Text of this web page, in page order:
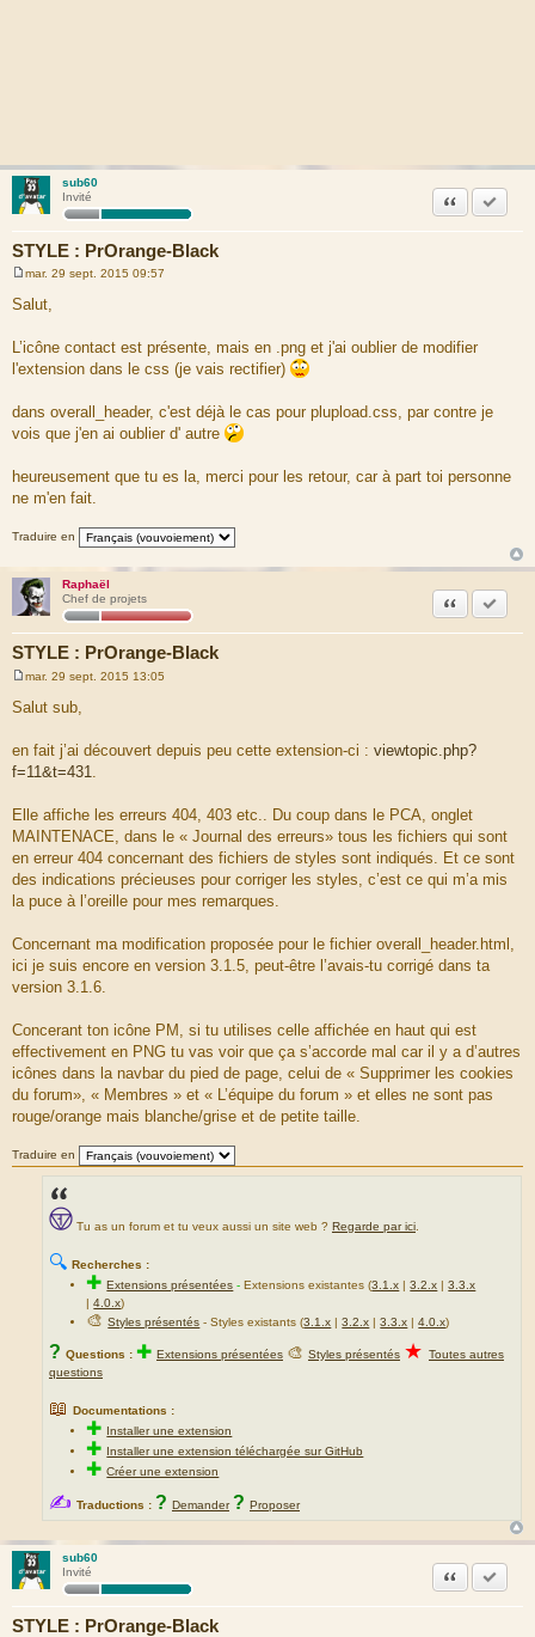
sub60
Invité
STYLE : PrOrange-Black
Citation
e
s
g
e
mar. 29 sept. 2015 09:57
Salut,
L’icône contact est présente, mais en .png et j'ai oublier de modifier
l'extension dans le css (je vais rectifier)
dans overall_header, c'est déjà le cas pour plupload.css, par contre je
vois que j'en ai oublier d' autre
heureusement que tu es la, merci pour les retour, car à part toi personne
ne m'en fait.
Traduire en
Raphaël
Chef de projets
STYLE : PrOrange-Black
Citation
e
s
g
e
mar. 29 sept. 2015 13:05
Salut sub,
en fait j’ai découvert depuis peu cette extension-ci : viewtopic.php?
f=11&t=431
Elle affiche les erreurs 404, 403 etc.. Du coup dans le PCA, onglet
MAINTENACE, dans le « Journal des erreurs» tous les fichiers qui sont
en erreur 404 concernant des fichiers de styles sont indiqués. Et ce sont
des indications précieuses pour corriger les styles, c’est ce qui m’a mis
la puce à l’oreille pour mes remarques.
Concernant ma modification proposée pour le fichier overall_header.html,
ici je suis encore en version 3.1.5, peut-être l’avais-tu corrigé dans ta
version 3.1.6.
Concerant ton icône PM, si tu utilises celle affichée en haut qui est
effectivement en PNG tu vas voir que ça s’accorde mal car il y a d’autres
icônes dans la navbar du pied de page, celui de « Supprimer les cookies
du forum», « Membres » et « L’équipe du forum » et elles ne sont pas
rouge/orange mais blanche/grise et de petite taille.
Traduire en
Tu as un forum et tu veux aussi un site web ? Regarde par ici
🔍 Recherches :
✚Extensions présentées -Extensions existantes (3.1.x |3.2.x |3.3.x
|4.0.x)
🎨Styles présentés - Styles existants (3.1.x |3.2.x |3.3.x |4.0.x)
? Questions : ✚ Extensions présentées 🎨 Styles présentés ★ Toutes autres
questions
📖 Documentations :
✚ Installer une extension
✚ Installer une extension téléchargée sur GitHub
✚Créer une extension
✍ Traductions : ? Demander ? Proposer
sub60
Invité
STYLE : PrOrange-Black
Citation